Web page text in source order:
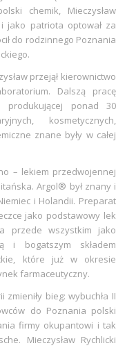
chemik, Mieczysław
i jako patriota optował za
do rodzinnego Poznania
przejął kierownictwo
Dalszą pracę
produkującej ponad 30
kosmetycznych,
znane były w całej
– lekiem przedwojennej
Argol® był znany i
i Holandii. Preparat
jako podstawowy lek
przede wszystkim jako
i bogatszym składem
które już w okresie
farmaceutyczny.
bieg: wybuchła II
do Poznania polski
firmy okupantowi i tak
Mieczysław Rychlicki